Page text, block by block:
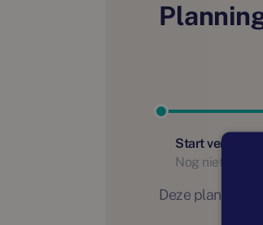
Start verhuur
Nog niet bekend
Deze planning